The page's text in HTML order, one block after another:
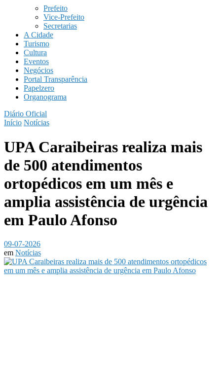
Prefeito
Vice-Prefeito
Secretarias
A Cidade
Turismo
Cultura
Eventos
Negócios
Portal Transparência
Papelzero
Organograma
Diário Oficial
Início Notícias
UPA Caraibeiras realiza mais
de 500 atendimentos
ortopédicos em um mês e
amplia assistência de urgência
em Paulo Afonso
09-07-2026
em Notícias